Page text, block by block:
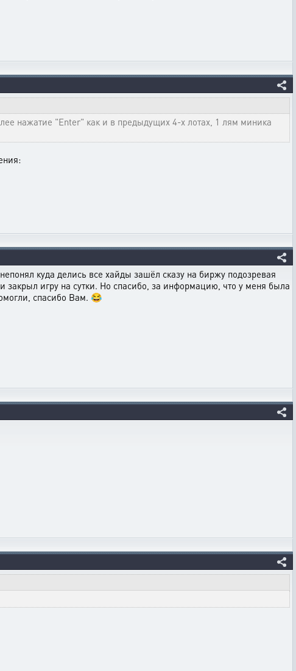
нажатие "Enter" как и в предыдущих 4-х лотах, 1 лям миника
куда делись все хайды зашёл сказу на биржу подозревая
закрыл игру на сутки. Но спасибо, за информацию, что у меня была
спасибо Вам. 😂